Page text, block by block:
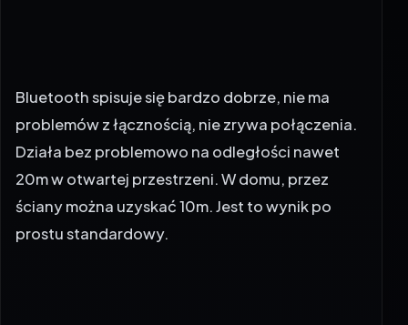
Bluetooth spisuje się bardzo dobrze, nie ma
problemów z łącznością, nie zrywa połączenia.
Działa bez problemowo na odległości nawet
20m w otwartej przestrzeni. W domu, przez
ściany można uzyskać 10m. Jest to wynik po
prostu standardowy.